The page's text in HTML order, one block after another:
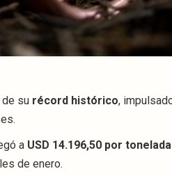
su récord histórico,
a USD 14.196,50 por tonelada
de enero.